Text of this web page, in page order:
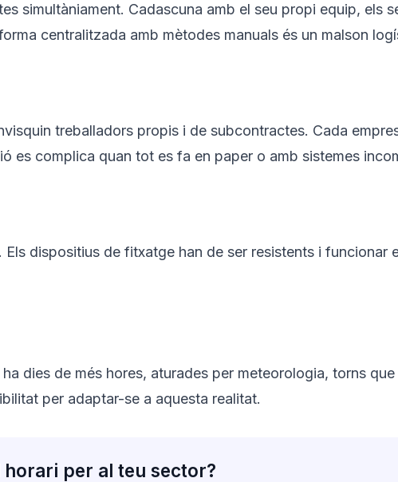
simultàniament. Cadascuna amb el seu propi equip, els
centralitzada amb mètodes manuals és un malson
treballadors propis i de subcontractes. Cada
es complica quan tot es fa en paper o amb sistemes
dispositius de fitxatge han de ser resistents i funcionar
dies de més hores, aturades per meteorologia, torns
per adaptar-se a aquesta realitat.
per al teu sector?